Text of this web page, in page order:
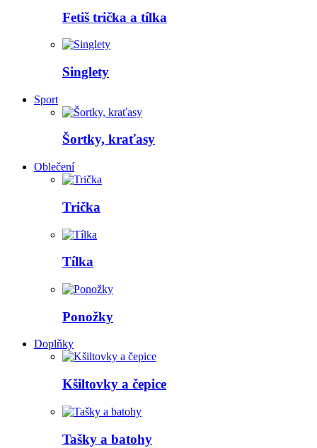
Fetiš trička a tílka
Singlety
Sport
Šortky, kraťasy
Oblečení
Trička
Tílka
Ponožky
Doplňky
Kšiltovky a čepice
Tašky a batohy